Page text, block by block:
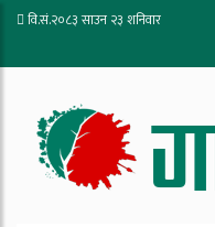
वि.सं.२०८३ साउन २३ शनिवार